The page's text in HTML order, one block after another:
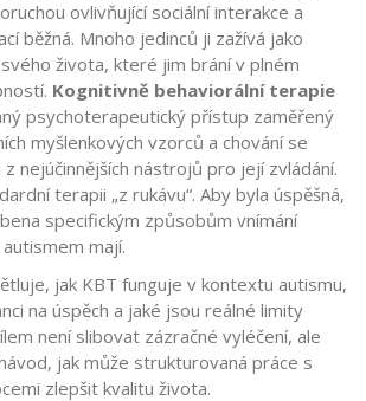
ovlivňující sociální interakce a
běžná. Mnoho jedinců ji zažívá jako
života, které jim brání v plném
Kognitivně behaviorální terapie
psychoterapeutický přístup zaměřený
myšlenkových vzorců a chováníse
nejúčinnějších nástrojů pro její zvládání.
terapii „z rukávu“. Aby byla úspěšná,
specifickým způsobům vnímání
mají.
jak KBT funguje v kontextu autismu,
na úspěch a jaké jsou reálné limity
není slibovat zázračné vyléčení, ale
jak může strukturovaná práce s
zlepšit kvalitu života.